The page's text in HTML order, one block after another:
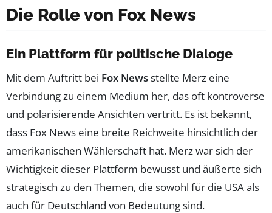
Die Rolle von Fox News
Ein Plattform für politische Dialoge
Mit dem Auftritt bei Fox Newsstellte Merz eine
Verbindung zu einem Medium her, das oft kontroverse
und polarisierende Ansichten vertritt. Es ist bekannt,
dass Fox News eine breite Reichweite hinsichtlich der
amerikanischen Wählerschaft hat. Merz war sich der
Wichtigkeit dieser Plattform bewusst und äußerte sich
strategisch zu den Themen, die sowohl für die USA als
auch für Deutschland von Bedeutung sind.